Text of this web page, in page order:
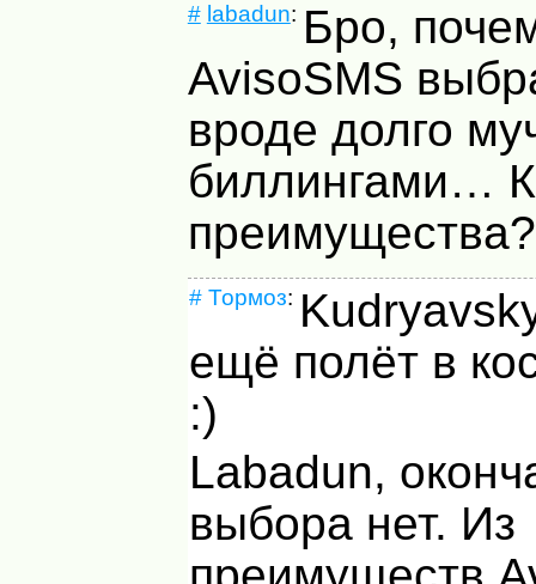
# labadun: Бро,
AvisoSMS
вроде долго
биллингами…
преимущества?
# Тормоз:
ещё полёт в
:)
Labadun,
выбора нет. Из